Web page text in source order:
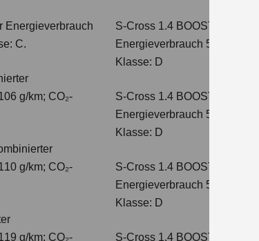
Energieverbrauch
C.
g/km; CO₂-
g/km; CO₂-
g/km; CO₂-
S-Cross 1.4 BOOSTERJET
Energieverbrauch 5,4 l/100
Klasse: D
S-Cross 1.4 BOOSTERJET
Energieverbrauch 5,8 l/100
Klasse: D
S-Cross 1.4 BOOSTERJET
Energieverbrauch 5,6 l/100
Klasse: D
S-Cross 1.4 BOOSTERJET